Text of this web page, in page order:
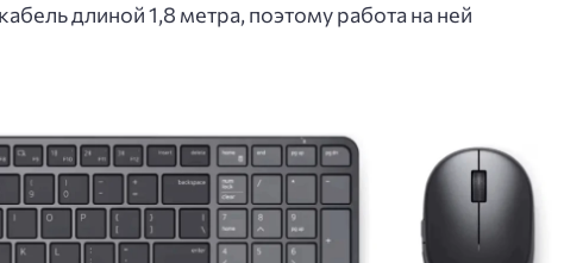
длиной 1,8 метра, поэтому работа на ней